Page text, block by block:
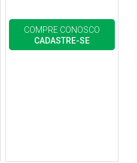
COMPRE CONOSCO
CADASTRE-SE